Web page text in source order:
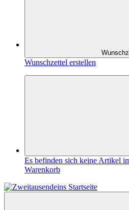
Wunschzettel erstellen
Es befinden sich keine Artikel
Warenkorb